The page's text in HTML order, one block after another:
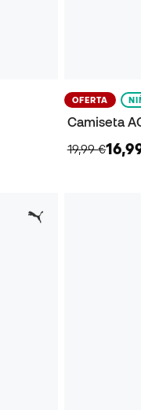
OFERTA
Camiseta
19,99 €